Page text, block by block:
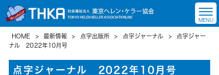
HOME > 最新情報 > 点字出版所 > 点字ジャーナル >
点字ジャー
ナル 2022年10月号
点字ジャーナル 2022年10月号